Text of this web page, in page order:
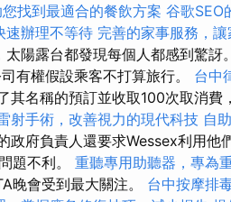
找到最適合的餐飲方案 谷歌SEO
速辦理不等待 完善的家事服務，
太陽露台都發現每個人都感到驚訝
有權假設乘客不打算旅行。 台中
其名稱的預訂並收取100次取消費
射手術，改善視力的現代科技 自
政府負責人還要求Wessex利用他
題不利。 重聽專用助聽器，專為
晚會受到最大關注。 台中按摩排